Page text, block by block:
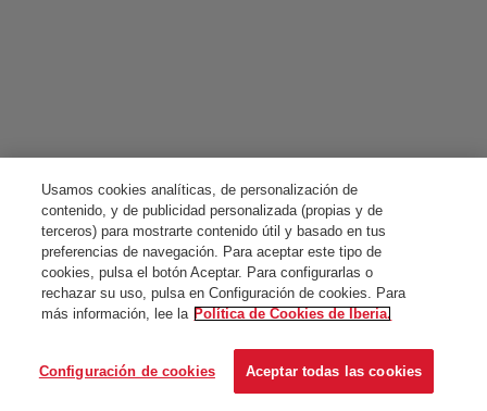
Usamos cookies analíticas, de personalización de
contenido, y de publicidad personalizada (propias y de
terceros) para mostrarte contenido útil y basado en tus
preferencias de navegación. Para aceptar este tipo de
cookies, pulsa el botón Aceptar. Para configurarlas o
rechazar su uso, pulsa en Configuración de cookies. Para
más información, lee la Política de Cookies de Iberia.
Configuración de cookies Aceptar todas las cookies